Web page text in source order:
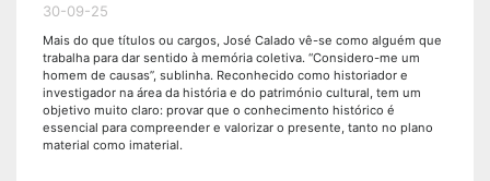
30-09-25
Mais do que títulos ou cargos, José Calado vê-se como alguém que
trabalha para dar sentido à memória coletiva. “Considero-me um
homem de causas”, sublinha. Reconhecido como historiador e
investigador na área da história e do património cultural, tem um
objetivo muito claro: provar que o conhecimento histórico é
essencial para compreender e valorizar o presente, tanto no plano
material como imaterial.